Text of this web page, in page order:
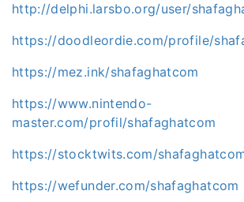
http://delphi.larsbo.org/user/
https://doodleordie.com/profile/
https://mez.ink/shafaghatcom
https://www.nintendo-
master.com/profil/shafaghatcom
https://stocktwits.com/
https://wefunder.com/shafaghatcom